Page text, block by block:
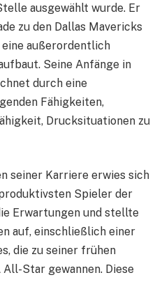
ausgewählt wurde. Er
zu den Dallas Mavericks
außerordentlich
Seine Anfänge in
durch eine
Fähigkeiten,
Drucksituationen zu
seiner Karriere erwies sich
Spieler der
Erwartungen und stellte
auf, einschließlich einer
die zu seiner frühen
Star gewannen. Diese